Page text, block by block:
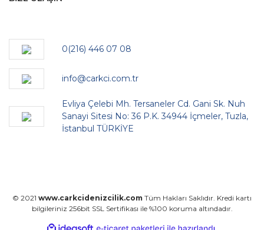
0(216) 446 07 08
info@carkci.com.tr
Evliya Çelebi Mh. Tersaneler Cd. Gani Sk. Nuh
Sanayi Sitesi No: 36 P.K. 34944 İçmeler, Tuzla,
İstanbul TÜRKİYE
© 2021 www.carkcidenizcilik.com Tüm Hakları Saklıdır. Kredi kartı
bilgileriniz 256bit SSL Sertifikası ile %100 koruma altındadır.